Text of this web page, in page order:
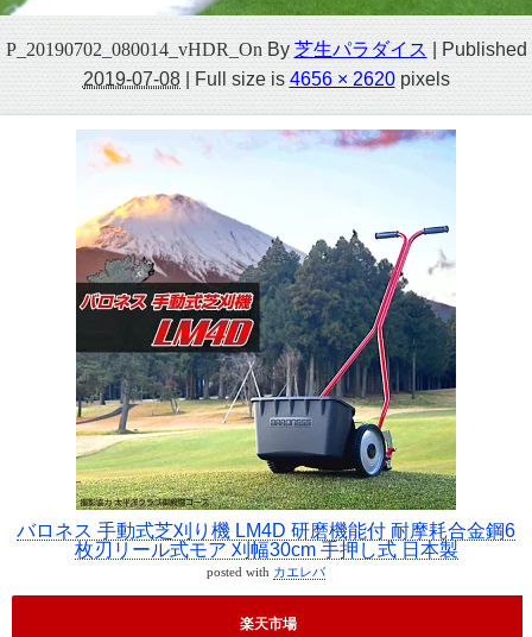
P_20190702_080014_vHDR_On By 芝生パラダイス
Published
2019-07-08
Full size is 4656 × 2620pixels
バロネス 手動式芝刈り機 LM4D 研磨機能付 耐摩耗合金鋼6
枚刃リール式モア 刈幅30cm 手押し式 日本製
posted with カエレバ
楽天市場